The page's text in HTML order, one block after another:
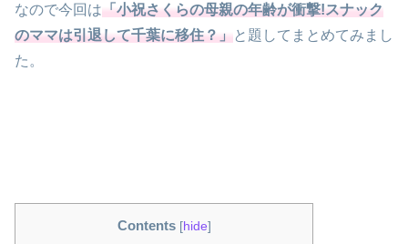
なので今回は「小祝さくらの母親の年齢が衝撃!スナック
のママは引退して千葉に移住？」と題してまとめてみまし
た。
Contents [hide]